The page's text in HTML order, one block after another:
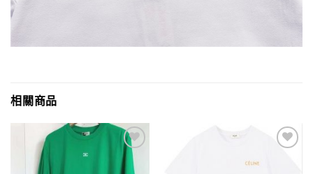
相關商品
Add to
wishlist